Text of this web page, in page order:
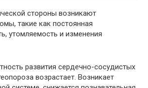
стороны возникают
такие как постоянная
утомляемость и изменения
развития сердечно-сосудистых
возрастает. Возникает